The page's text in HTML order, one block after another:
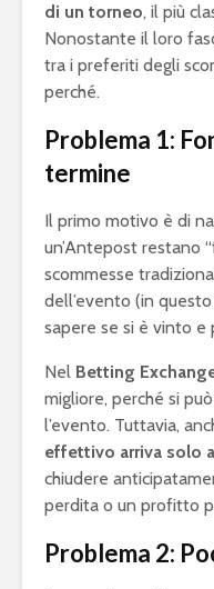
di un torneo, il più
Nonostante il loro
tra i preferiti degli
perché.
Problema 1:
termine
Il primo motivo è di
un’Antepost restano
scommesse
dell’evento (in
sapere se si è vinto e
Nel Betting
migliore, perché si
l’evento. Tuttavia,
effettivo arriva solo
chiudere
perdita o un profitto
Problema 2: